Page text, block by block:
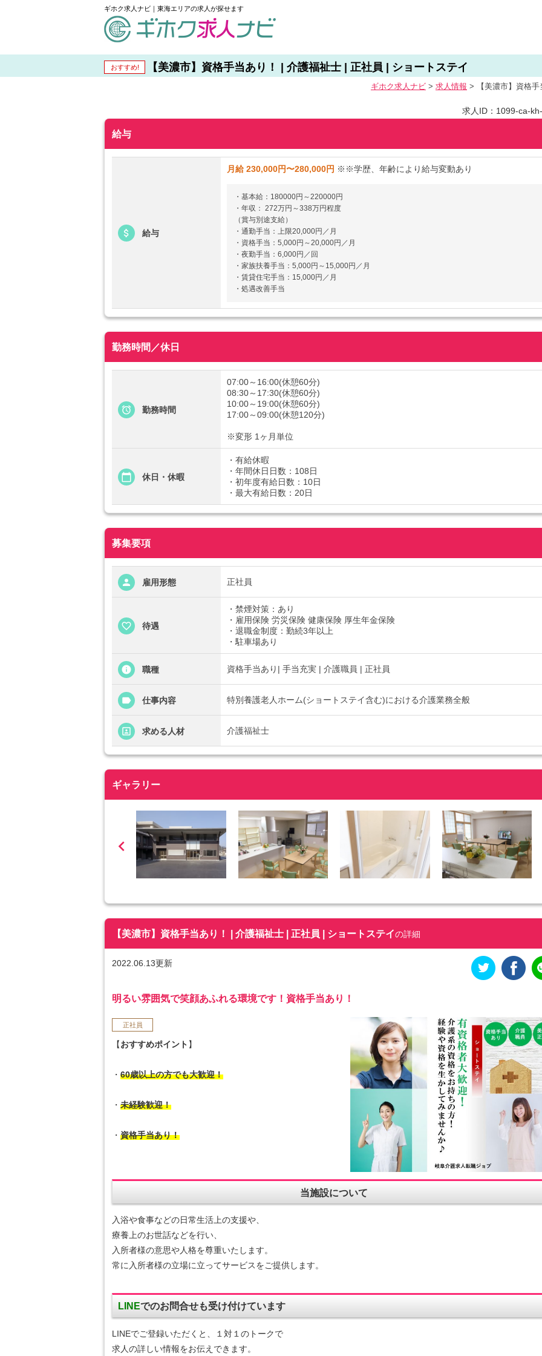
ギホク求人ナビ｜東海エリアの求人が探せます
おすすめ! 【美濃市】資格手当あり！ | 介護福祉士 | 正社員 | ショートステイ
ギホク求⼈ナビ > 求人情報 > 【美濃市】資格
求人ID：1099-ca-
給与
給与
月給 230,000円〜280,000円 ※※学歴、年齢により給与変動あり
・基本給：180000円～220000円
・年収： 272万円～338万円程度
（賞与別途支給）
・通勤手当：上限20,000円／月
・資格手当：5,000円～20,000円／月
・夜勤手当：6,000円／回
・家族扶養手当：5,000円～15,000円／月
・賃貸住宅手当：15,000円／月
・処遇改善手当
勤務時間／休日
勤務時間
07:00～16:00(休憩60分)
08:30～17:30(休憩60分)
10:00～19:00(休憩60分)
17:00～09:00(休憩120分)
※変形 1ヶ月単位
休日・休暇
・有給休暇
・年間休日日数：108日
・初年度有給日数：10日
・最大有給日数：20日
募集要項
雇用形態 正社員
待遇
・禁煙対策：あり
・雇用保険 労災保険 健康保険 厚生年金保険
・退職金制度：勤続3年以上
・駐車場あり
職種 資格手当あり| 手当充実 | 介護職員 | 正社員
仕事内容 特別養護老人ホーム(ショートステイ含む)における介護業務全般
求める人材 介護福祉士
ギャラリー

【美濃市】資格手当あり！ | 介護福祉士 | 正社員 | ショートステイの詳細
2022.06.13更新
明るい雰囲気で笑顔あふれる環境です！資格手当あり！
正社員
【おすすめポイント 】
・ 60歳以上の方でも大歓迎！
・ 未経験歓迎！
・ 資格手当あり！
当施設について
入浴や食事などの日常生活上の支援や、
療養上のお世話などを行い、
入所者様の意思や人格を尊重いたします。
常に入所者様の立場に立ってサービスをご提供します。
LINEでのお問合せも受け付けています
LINEでご登録いただくと、１対１のトークで
求人の詳しい情報をお伝えできます。